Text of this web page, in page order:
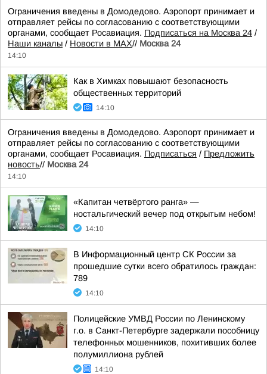
Ограничения введены в Домодедово. Аэропорт принимает и
отправляет рейсы по согласованию с соответствующими
органами, сообщает Росавиация. Подписаться на Москва 24 /
Наши каналы / Новости в MAX// Москва 24
14:10
Как в Химках повышают безопасность
общественных территорий
14:10
Ограничения введены в Домодедово. Аэропорт принимает и
отправляет рейсы по согласованию с соответствующими
органами, сообщает Росавиация. Подписаться / Предложить
новость// Москва 24
14:10
«Капитан четвёртого ранга» —
ностальгический вечер под открытым небом!
14:10
В Информационный центр СК России за
прошедшие сутки всего обратилось граждан:
789
14:10
Полицейские УМВД России по Ленинскому
г.о. в Санкт-Петербурге задержали пособницу
телефонных мошенников, похитивших более
полумиллиона рублей
14:10